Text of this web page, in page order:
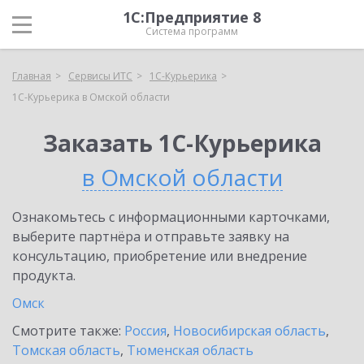
1С:Предприятие 8
Система программ
Главная Сервисы ИТС
1С-Курьерика
1С-Курьерика в Омской области
Заказать 1С-Курьерика
в Омской области
Ознакомьтесь с информационными карточками,
выберите партнёра и отправьте заявку на
консультацию, приобретение или внедрение
продукта.
Омск
Смотрите также: Россия, Новосибирская область,
Томская область, Тюменская область